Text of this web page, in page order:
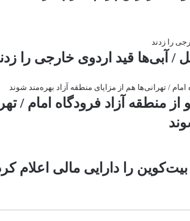
آبی‌ها قید اردوی خارجی را
منطقه آزاد فرودگاه امام /
را دارایی مالی اعلام